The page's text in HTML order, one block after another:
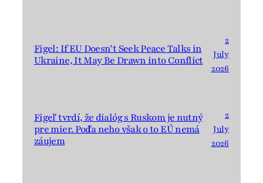
Figel: If EU Doesn’t Seek Peace Talks in
Ukraine, It May Be Drawn into Conflict
2
July
2026
Figeľ tvrdí, že dialóg s Ruskom je nutný
pre mier. Podľa neho však o to EÚ nemá
záujem
2
July
2026